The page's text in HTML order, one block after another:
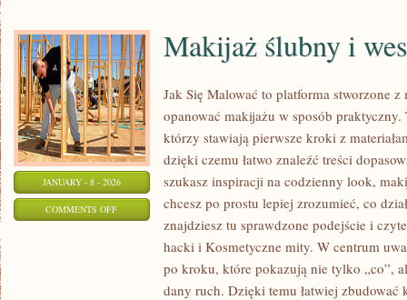
JANUARY - 8 - 2026
COMMENTS OFFON
Makijaż ślubny i
Jak Się Malować to platforma stworzone
opanować makijażu w sposób praktyczny.
którzy stawiają pierwsze kroki z
dzięki czemu łatwo znaleźć treści
szukasz inspiracji na codzienny look,
chcesz po prostu lepiej zrozumieć, co
znajdziesz tu sprawdzone podejście i
hacki i Kosmetyczne mity. W centrum
po kroku, które pokazują nie tylko „co”,
dany ruch. Dzięki temu łatwiej zbudować